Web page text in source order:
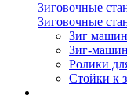
Зиговочные
Зиговочные
Зиг
Зиг-
Ролики
Стойки к